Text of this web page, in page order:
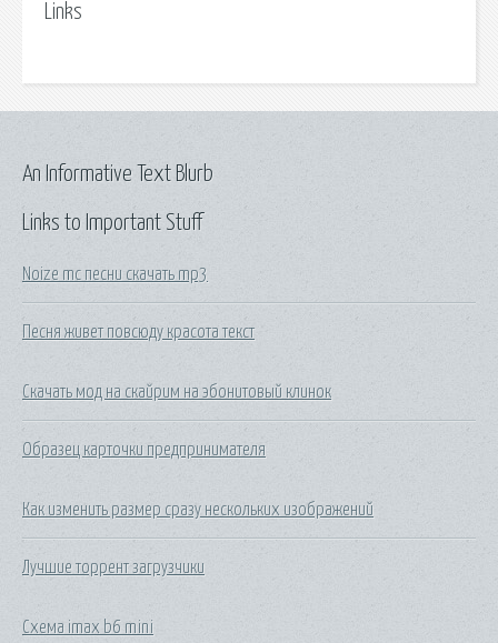
Links
Links to Important Stuff
Noize mc песни скачать mp3
Песня живет повсюду красота текст
Скачать мод на скайрим на эбонитовый клинок
Образец карточки предпринимателя
Как изменить размер сразу нескольких изображений
Лучшие торрент загрузчики
Схема imax b6 mini
An Informative Text Blurb